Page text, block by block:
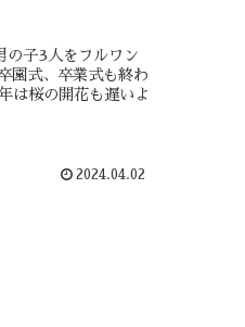
子3人をフルワン
園式、卒業式も終わ
は桜の開花も遅いよ
2024.04.02